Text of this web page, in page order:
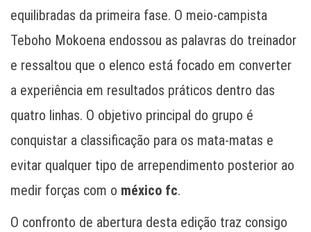
equilibradas da primeira fase. O meio-campista
Teboho Mokoena endossou as palavras do treinador
e ressaltou que o elenco está focado em converter
a experiência em resultados práticos dentro das
quatro linhas. O objetivo principal do grupo é
conquistar a classificação para os mata-matas e
evitar qualquer tipo de arrependimento posterior ao
medir forças com o méxico fc.
O confronto de abertura desta edição traz consigo